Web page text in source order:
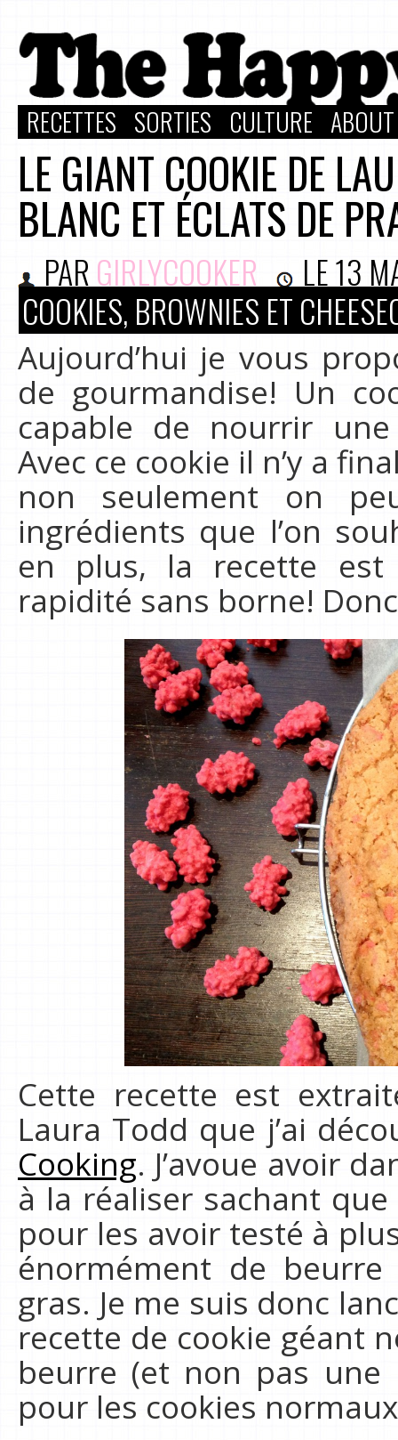
RECETTES SORTIES CULTURE
LE GIANT COOKIE DE
BLANC ET ÉCLATS DE
PAR GIRLYCOOKER LE13
COOKIES, BROWNIES ET
Aujourd’hui je vous
de gourmandise! Un
capable de nourrir
Avec ce cookie il n’y a
non seulement on
ingrédients que l’on
en plus, la recette est
rapidité sans borne!
Cette recette est
Laura Todd que j’ai
Cooking. J’avoue avoir
à la réaliser sachant
pour les avoir testé à
énormément de
gras. Je me suis donc
recette de cookie géant
beurre (et non pas une
pour les cookies